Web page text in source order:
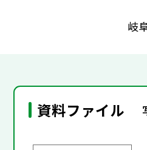
岐
資料ファイル